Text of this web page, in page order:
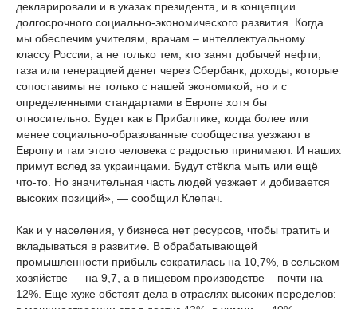
декларировали и в указах президента, и в концепции
долгосрочного социально-экономического развития. Когда
мы обеспечим учителям, врачам – интеллектуальному
классу России, а не только тем, кто занят добычей нефти,
газа или генерацией денег через Сбербанк, доходы, которые
сопоставимы не только с нашей экономикой, но и с
определенными стандартами в Европе хотя бы
относительно. Будет как в Прибалтике, когда более или
менее социально-образованные сообщества уезжают в
Европу и там этого человека с радостью принимают. И наших
примут вслед за украинцами. Будут стёкла мыть или ещё
что-то. Но значительная часть людей уезжает и добивается
высоких позиций», — сообщил Клепач.
Как и у населения, у бизнеса нет ресурсов, чтобы тратить и
вкладываться в развитие. В обрабатывающей
промышленности прибыль сократилась на 10,7%, в сельском
хозяйстве — на 9,7, а в пищевом производстве – почти на
12%. Еще хуже обстоят дела в отраслях высоких переделов: